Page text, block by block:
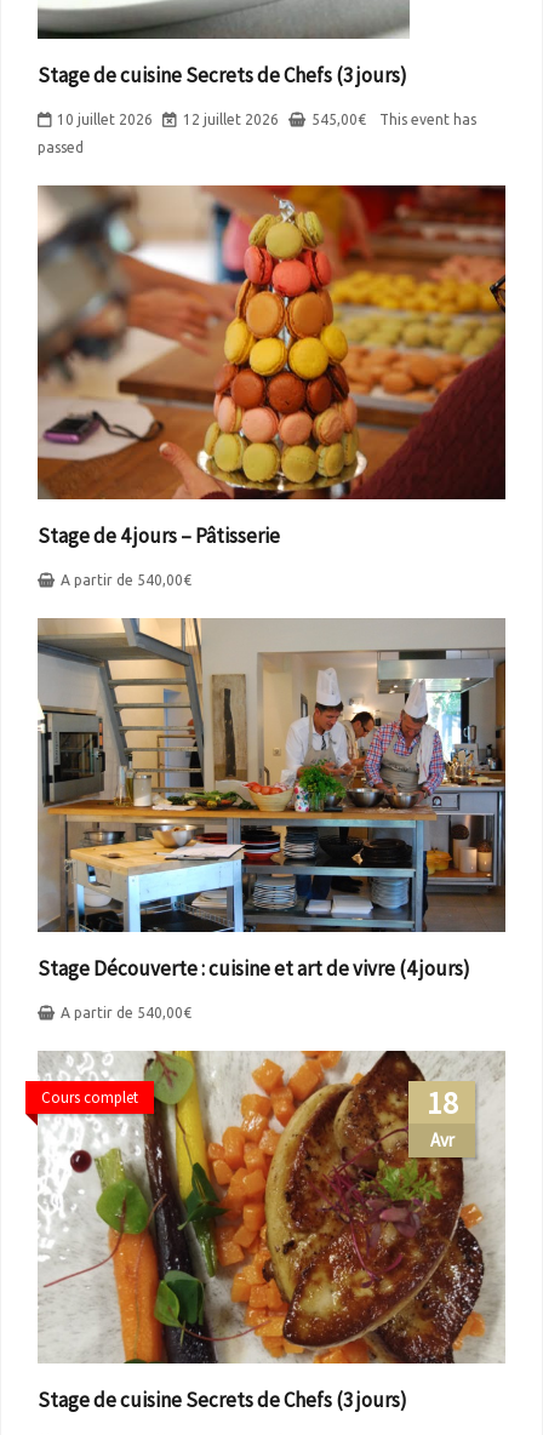
Stage de cuisine Secrets de Chefs (3 jours)
10 juillet 2026 12 juillet 2026 545,00€
This event has
passed
Stage de 4 jours – Pâtisserie
A partir de 540,00€
Stage Découverte : cuisine et art de vivre (4 jours)
A partir de 540,00€
18
Avr
Cours complet
Stage de cuisine Secrets de Chefs (3 jours)